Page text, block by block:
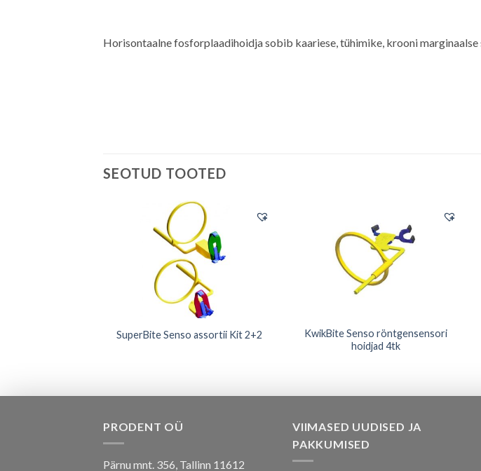
Horisontaalne fosforplaadihoidja sobib kaariese, tühimike, krooni marginaalse
SEOTUD TOOTED
SuperBite Senso assortii Kit 2+2
KwikBite Senso röntgensensori
hoidjad 4tk
PRODENT OÜ
Pärnu mnt. 356, Tallinn 11612
VIIMASED UUDISED JA
PAKKUMISED